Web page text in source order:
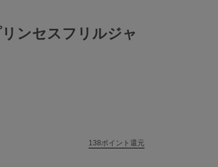
ンセスフリルジャ
138ポイント還元